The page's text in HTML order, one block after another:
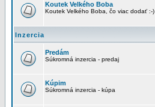
Koutek Velkého Boba
Koutek Velkého Boba, čo viac dodať :-)
Inzercia
Predám
Súkromná inzercia - predaj
Kúpim
Súkromná inzercia - kúpa